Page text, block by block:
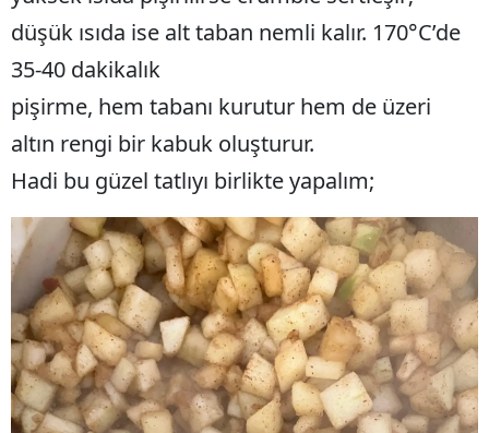
düşük ısıda ise alt taban nemli kalır. 170°C’de
35-40 dakikalık
pişirme, hem tabanı kurutur hem de üzeri
altın rengi bir kabuk oluşturur.
Hadi bu güzel tatlıyı birlikte yapalım;